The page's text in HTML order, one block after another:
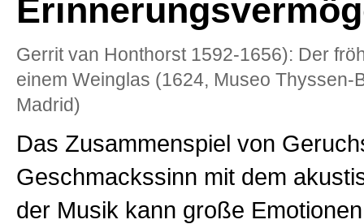
Gerrit van Honthorst 1592-1656): Der
einem Weinglas (1624, Museo Thyssen-
Madrid)
Das Zusammenspiel von
Geschmackssinn mit dem
der Musik kann große